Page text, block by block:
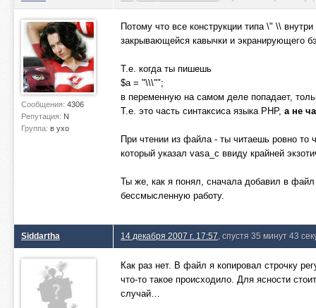
Сообщения: 4306
Репутация: N
Группа: в ухо
Потому что все конструкции типа \" \\
закрывающейся кавычки и экранирующего
Т.е. когда ты пишешь
$a = "\\\"";
в переменную на самом деле попадает,
Т.е. это часть синтаксиса языка PHP, а не
При чтении из файла - ты читаешь ровно то
который указал vasa_c ввиду крайней
Ты же, как я понял, сначала добавил в
бессмысленную работу.
Siddartha 14 декабря 2007 г. 17:57 , спустя 35 минут 43
Как раз нет. В файл я копировал строчку
что-то такое происходило. Для ясности
случай…